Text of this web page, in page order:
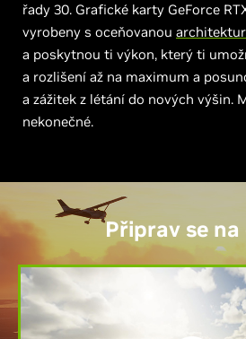
řady 30. Grafické karty GeForce
vyrobeny s oceňovanou
a poskytnou ti výkon, který ti
a rozlišení až na maximum a
a zážitek z létání do nových výšin.
nekonečné.
Připrav se